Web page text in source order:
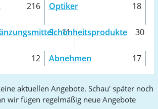
216 Optiker 18
11
Schönheitsprodukte 30
12 Abnehmen 17
aktuellen Angebote. Schau' später noch
wir fügen regelmäßig neue Angebote